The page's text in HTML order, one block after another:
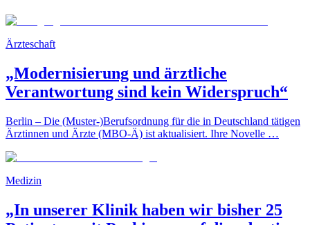
Ärzteschaft
„Modernisierung und ärztliche
Verantwortung sind kein Widerspruch“
Berlin – Die (Muster-)Berufsordnung für die in Deutschland tätigen
Ärztinnen und Ärzte (MBO-Ä) ist aktualisiert. Ihre Novelle …
Medizin
„In unserer Klinik haben wir bisher 25